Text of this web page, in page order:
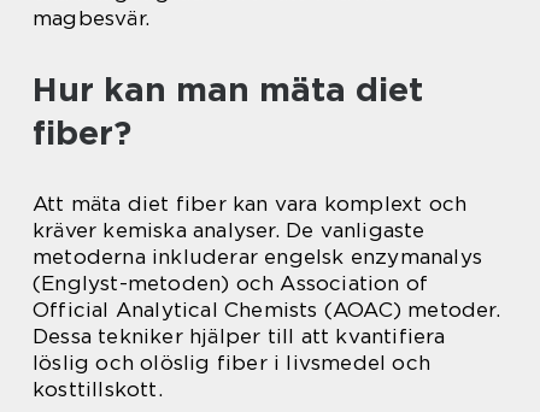
magbesvär.
Hur kan man mäta diet
fiber?
Att mäta diet fiber kan vara komplext och
kräver kemiska analyser. De vanligaste
metoderna inkluderar engelsk enzymanalys
(Englyst-metoden) och Association of
Official Analytical Chemists (AOAC) metoder.
Dessa tekniker hjälper till att kvantifiera
löslig och olöslig fiber i livsmedel och
kosttillskott.